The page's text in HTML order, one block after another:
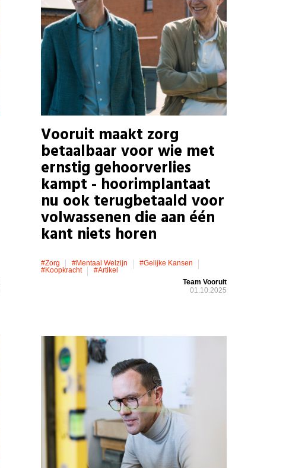
Vooruit maakt zorg
betaalbaar voor wie met
ernstig gehoorverlies
kampt - hoorimplantaat
nu ook terugbetaald voor
volwassenen die aan één
kant niets horen
#zorg #mentaal Welzijn
#gelijke Kansen
#koopkracht
#artikel
Team Vooruit
01.10.2025